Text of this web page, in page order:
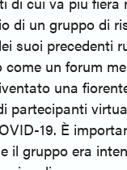
di un gruppo di
suoi precedenti
come un forum
una
partecipanti
19. È
il gruppo era